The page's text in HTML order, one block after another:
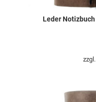
Leder Notizbuch
zzgl.